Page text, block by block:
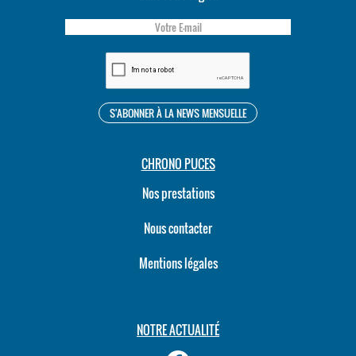
CHRONO PUCES
Nos prestations
Nous contacter
Mentions légales
NOTRE ACTUALITÉ